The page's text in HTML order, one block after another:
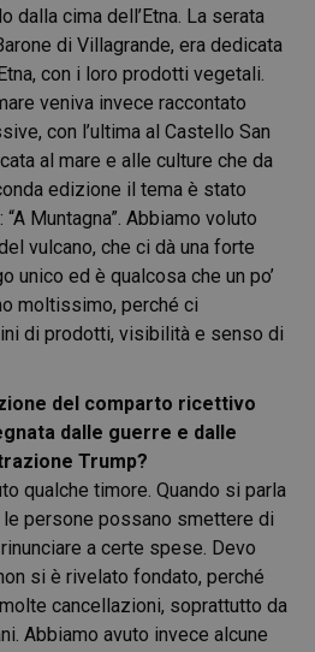
dalla cima dell’Etna. La serata
di Villagrande, era dedicata
con i loro prodotti vegetali.
veniva invece raccontato
con l’ultima al Castello San
al mare e alle culture che da
edizione il tema è stato
Muntagna”. Abbiamo voluto
vulcano, che ci dà una forte
unico ed è qualcosa che un po’
moltissimo, perché ci
di prodotti, visibilità e senso di
del comparto ricettivo
dalle guerre e dalle
Trump?
qualche timore. Quando si parla
persone possano smettere di
a certe spese. Devo
si è rivelato fondato, perché
cancellazioni, soprattutto da
Abbiamo avuto invece alcune